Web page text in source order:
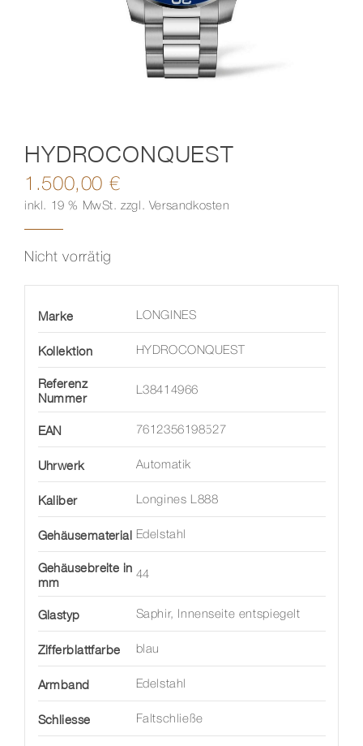
HYDROCONQUEST
1.500,00 €
inkl. 19 % MwSt. zzgl. Versandkosten
Nicht vorrätig
Marke LONGINES
Kollektion HYDROCONQUEST
Referenz
Nummer
L38414966
EAN 7612356198527
Uhrwerk Automatik
Kaliber Longines L888
Gehäusematerial Edelstahl
Gehäusebreite in
mm
44
Glastyp Saphir, Innenseite entspiegelt
Zifferblattfarbe blau
Armband Edelstahl
Schliesse Faltschließe